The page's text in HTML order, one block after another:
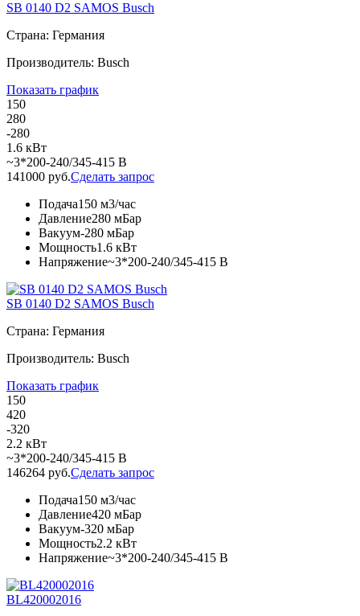
SB 0140 D2 SAMOS Busch
Страна: Германия
Производитель: Busch
Показать график
150
280
-280
1.6 кВт
~3*200-240/345-415 В
141000 руб.Сделать запрос
Подача150 м3/час
Давление280 мБар
Вакуум-280 мБар
Мощность1.6 кВт
Напряжение~3*200-240/345-415 В
SB 0140 D2 SAMOS Busch
Страна: Германия
Производитель: Busch
Показать график
150
420
-320
2.2 кВт
~3*200-240/345-415 В
146264 руб.Сделать запрос
Подача150 м3/час
Давление420 мБар
Вакуум-320 мБар
Мощность2.2 кВт
Напряжение~3*200-240/345-415 В
BL420002016